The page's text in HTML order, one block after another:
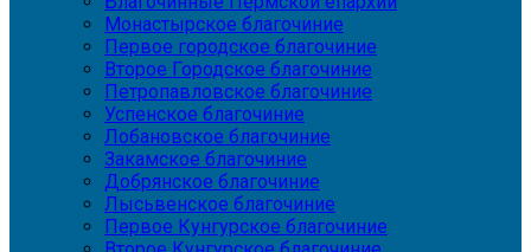
Монастырское благочиние
Первое городское благочиние
Второе Городское благочиние
Петропавловское благочиние
Успенское благочиние
Лобановское благочиние
Закамское благочиние
Добрянское благочиние
Лысьвенское благочиние
Первое Кунгурское благочиние